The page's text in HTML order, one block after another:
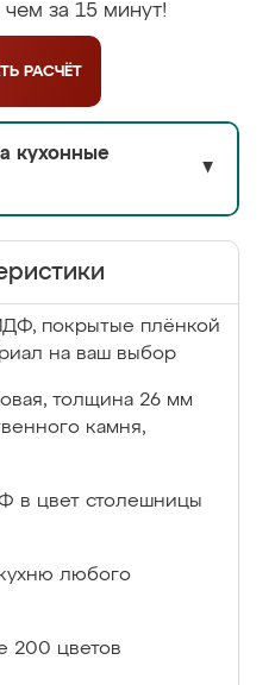
за 15 минут!
РАСЧЁТ
кухонные
▼
покрытые плёнкой
на ваш выбор
толщина 26 мм
камня,
в цвет столешницы
любого
200 цветов